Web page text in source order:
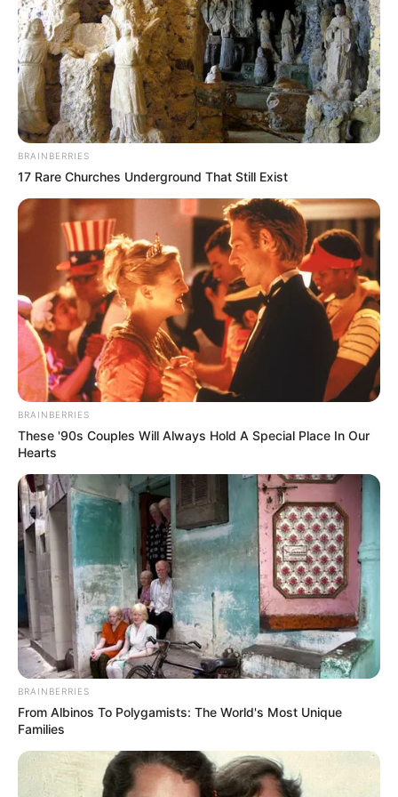
Συντάξεις Σεπτεμβρίου 2026 πληρωμή
Ακολουθήστε το evianews.com στοGoogle
News
ΤΑ ΠΙΟ ΔΗΜΟΦΙΛΗ
BRAINBERRIES
17 Rare Churches Underground That Still Exist
BRAINBERRIES
These '90s Couples Will Always Hold A Special Place In Our
Hearts
BRAINBERRIES
From Albinos To Polygamists: The World's Most Unique
Families